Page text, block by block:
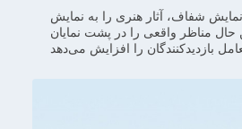
شفاف، آثار هنری را به نمایش
حال مناظر واقعی را در پشت نمایان
بازدیدکنندگان را افزایش می‌دهد